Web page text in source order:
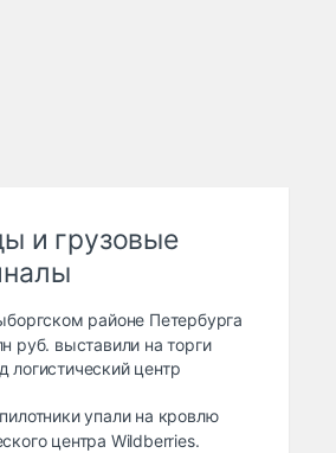
и грузовые
районе Петербурга
руб. выставили на торги
логистический центр
упали на кровлю
центра Wildberries.